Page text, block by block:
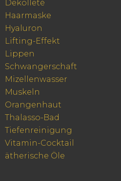
Dekolleté
Haarmaske
Hyaluron
Lifting-Effekt
Lippen
Schwangerschaft
Mizellenwasser
Muskeln
Orangenhaut
Thalasso-Bad
Tiefenreinigung
Vitamin-Cocktail
ätherische Öle